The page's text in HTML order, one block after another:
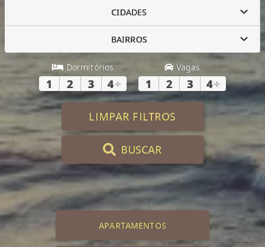
CIDADES
BAIRROS
Dormitórios
1 2 3 4+
Vagas
1 2 3 4+
LIMPAR FILTROS
BUSCAR
APARTAMENTOS